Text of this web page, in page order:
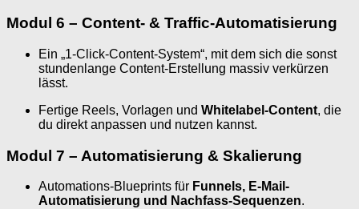
Modul 6 – Content- & Traffic-Automatisierung
Ein „1-Click-Content-System“, mit dem sich die sonst
stundenlange Content-Erstellung massiv verkürzen
lässt.
Fertige Reels, Vorlagen und Whitelabel-Content, die
du direkt anpassen und nutzen kannst.
Modul 7 – Automatisierung & Skalierung
Automations-Blueprints für Funnels, E-Mail-
Automatisierung und Nachfass-Sequenzen.